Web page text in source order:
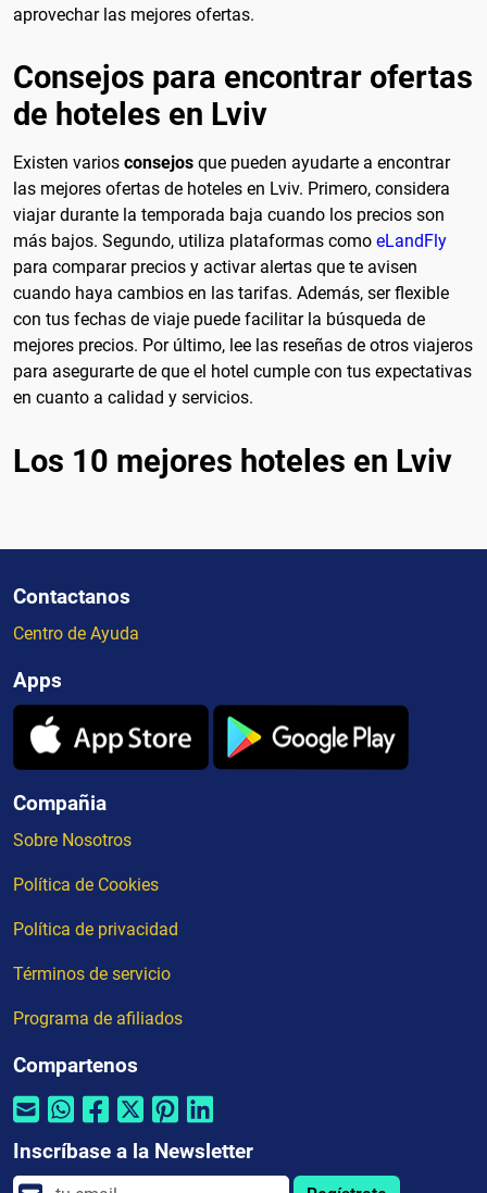
aprovechar las mejores ofertas.
Consejos para encontrar ofertas
de hoteles en Lviv
Existen varios consejos que pueden ayudarte a encontrar
las mejores ofertas de hoteles en Lviv. Primero, considera
viajar durante la temporada baja cuando los precios son
más bajos. Segundo, utiliza plataformas como eLandFly
para comparar precios y activar alertas que te avisen
cuando haya cambios en las tarifas. Además, ser flexible
con tus fechas de viaje puede facilitar la búsqueda de
mejores precios. Por último, lee las reseñas de otros viajeros
para asegurarte de que el hotel cumple con tus expectativas
en cuanto a calidad y servicios.
Los 10 mejores hoteles en Lviv
Contactanos
Centro de Ayuda
Apps
Compañia
Sobre Nosotros
Política de Cookies
Política de privacidad
Términos de servicio
Programa de afiliados
Compartenos
Inscríbase a la Newsletter